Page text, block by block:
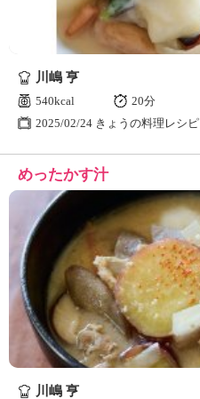
川嶋 亨
540kcal
20分
2025/02/24 きょうの料理レシピ
めったかす汁
川嶋 亨